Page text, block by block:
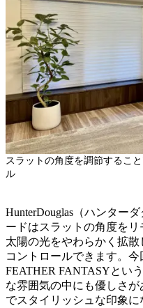
スラットの角度を調節するこ
ル
HunterDouglas（ハンター
ードはスラットの角度をリ
太陽の光をやわらかく拡
コントロールできます。
FEATHER FANTASYとい
な雰囲気の中にも優しさ
でスタイリッシュな印象に